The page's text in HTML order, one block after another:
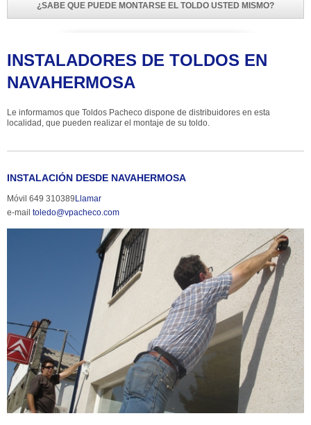
¿SABE QUE PUEDE MONTARSE EL TOLDO USTED MISMO?
INSTALADORES DE TOLDOS EN
NAVAHERMOSA
Le informamos que Toldos Pacheco dispone de distribuidores en esta
localidad, que pueden realizar el montaje de su toldo.
INSTALACIÓN DESDE NAVAHERMOSA
Móvil 649 310389Llamar
e-mail toledo@vpacheco.com